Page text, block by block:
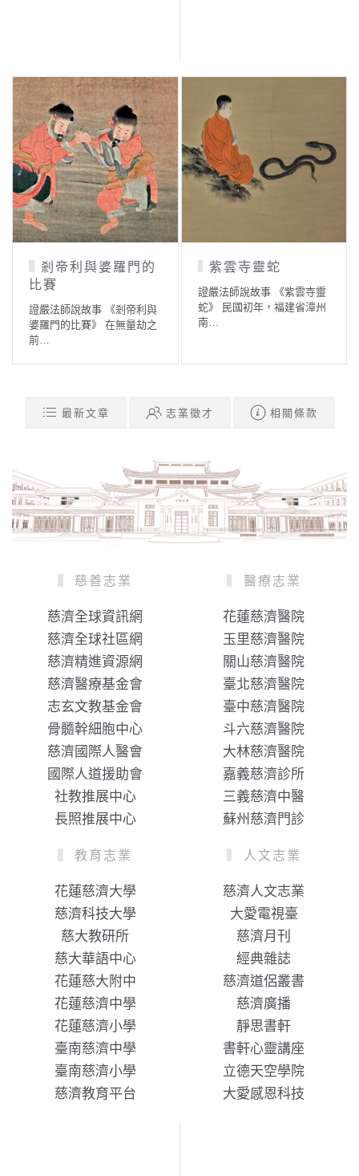
剎帝利與婆羅門的
比賽
證嚴法師說故事 《剎帝利與
婆羅門的比賽》 在無量劫之
前…
紫雲寺靈蛇
證嚴法師說故事 《紫雲寺靈
蛇》 民國初年，福建省漳州
南…
最新文章 志業徵才 相關條款
慈善志業
慈濟全球資訊網
慈濟全球社區網
慈濟精進資源網
慈濟醫療基金會
志玄文教基金會
骨髓幹細胞中心
慈濟國際人醫會
國際人道援助會
社教推展中心
長照推展中心
醫療志業
花蓮慈濟醫院
玉里慈濟醫院
關山慈濟醫院
臺北慈濟醫院
臺中慈濟醫院
斗六慈濟醫院
大林慈濟醫院
嘉義慈濟診所
三義慈濟中醫
蘇州慈濟門診
教育志業
花蓮慈濟大學
慈濟科技大學
慈大教研所
慈大華語中心
花蓮慈大附中
花蓮慈濟中學
花蓮慈濟小學
臺南慈濟中學
臺南慈濟小學
慈濟教育平台
人文志業
慈濟人文志業
大愛電視臺
慈濟月刊
經典雜誌
慈濟道侶叢書
慈濟廣播
靜思書軒
書軒心靈講座
立德天空學院
大愛感恩科技